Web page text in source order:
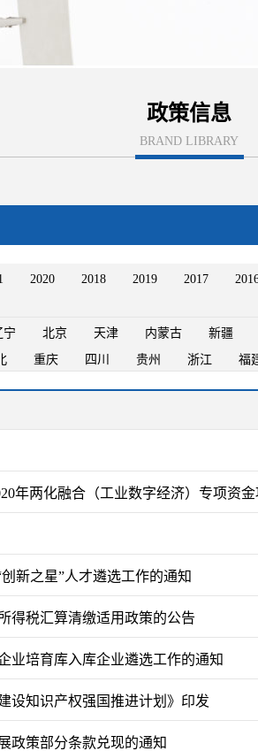
政策信息
BRAND LIBRARY
2020 2018 2019 2017
宁 北京 天津 内蒙古 新疆
重庆 四川 贵州 浙江 福
年两化融合（工业数字经济）专项资
新之星”人才遴选工作的通知
得税汇算清缴适用政策的公告
业培育库入库企业遴选工作的通知
设知识产权强国推进计划》印发
政策部分条款兑现的通知